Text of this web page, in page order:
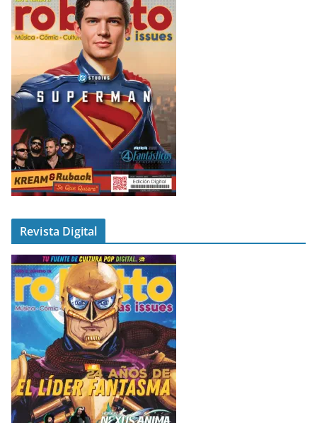
Revista Digital